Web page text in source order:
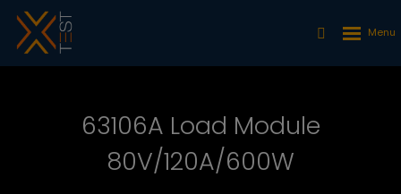
63106A Load Module
80V/120A/600W